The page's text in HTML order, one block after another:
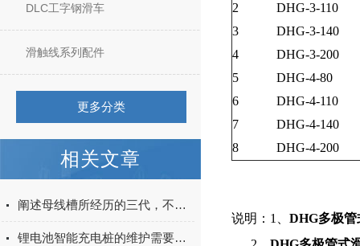
DLC工字钢滑车
滑触线系列配件
更多分类
相关文章
阐述母线槽所经历的三代，不得不涨的知识！
锂电池智能充电桩的维护需要注意什么？
2
DHG-3-110
3
DHG-3-140
4
DHG-3-200
5
DHG-4-80
6
DHG-4-110
7
DHG-4-140
8
DHG-4-200
说明：1、 DHG多极管